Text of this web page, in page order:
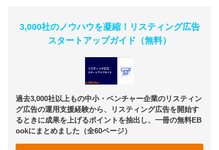
3,000社のノウハウを凝縮！リスティング広告
スタートアップガイド（無料）
過去3,000社以上もの中小・ベンチャー企業のリスティン
グ広告の運用支援経験から、リスティング広告を開始す
るときに成果を上げるポイントを抽出し、一冊の無料EB
ookにまとめました（全60ページ）